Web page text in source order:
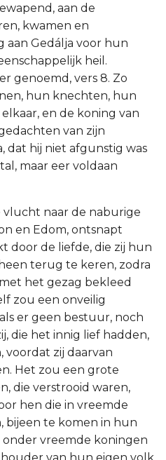
aan de
kwamen en
aan Gedálja voor hun
heil.
genoemd, vers 8. Zo
hun knechten, hun
en de koning van
van zijn
dat hij niet afgunstig was
maar eer voldaan
vlucht naar de naburige
en Edom, ontsnapt
door de liefde, die zij hun
terug te keren, zodra
het gezag bekleed
zou een onveilig
er geen bestuur, noch
die het innig lief hadden,
zij daarvan
Het zou een grote
die verstrooid waren,
hen die in vreemde
bijeen te komen in hun
onder vreemde koningen